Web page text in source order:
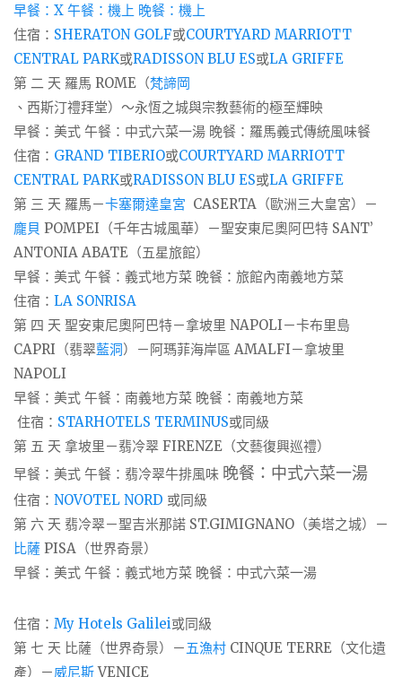
早餐：X 午餐：機上 晚餐：機上
住宿： SHERATON GOLF或COURTYARD MARRIOTT
CENTRAL PARK或RADISSON BLU ES或LA GRIFFE
第 二 天 羅馬 ROME（梵諦岡
、西斯汀禮拜堂）～永恆之城與宗教藝術的極至輝映
早餐：美式 午餐：中式六菜一湯 晚餐：羅馬義式傳統風味餐
住宿： GRAND TIBERIO或COURTYARD MARRIOTT
CENTRAL PARK或RADISSON BLU ES或LA GRIFFE
第 三 天 羅馬－卡塞爾達皇宮 CASERTA（歐洲三大皇宮）－
龐貝 POMPEI（千年古城風華）－聖安東尼奧阿巴特 SANT’
ANTONIA ABATE（五星旅館）
早餐：美式 午餐：義式地方菜 晚餐：旅館內南義地方菜
住宿： LA SONRISA
第 四 天 聖安東尼奧阿巴特－拿坡里 NAPOLI－卡布里島
CAPRI（翡翠藍洞）－阿瑪菲海岸區 AMALFI－拿坡里
NAPOLI
早餐：美式 午餐：南義地方菜 晚餐：南義地方菜
住宿： STARHOTELS TERMINUS或同級
第 五 天 拿坡里－翡冷翠 FIRENZE（文藝復興巡禮）
早餐：美式 午餐：翡冷翠牛排風味 晚餐：中式六菜一湯
住宿： NOVOTEL NORD 或同級
第 六 天 翡冷翠－聖吉米那諾 ST.GIMIGNANO（美塔之城）－
比薩 PISA（世界奇景）
早餐：美式 午餐：義式地方菜 晚餐：中式六菜一湯
住宿： My Hotels Galilei或同級
第 七 天 比薩（世界奇景）－五漁村 CINQUE TERRE（文化遺
產）－威尼斯VENICE